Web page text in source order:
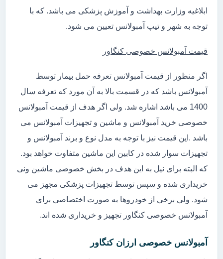
ابلاغیه وزارت بهداشت و آموزش پزشکی می باشد. که با
توجه به شهر و تیپ آمبولانس تعیین می شود.
قیمت آمبولانس خصوصی کنگاور
اگر منظور از قیمت آمبولانس تعرفه حمل بیمار توسط
آمبولانس باشد که در قسمت بالا به آن مورد که تعرفه سال
1400 می باشد اشاره شد. ولی اگر هدف از قیمت آمبولانس
خصوصی خرید آمبولانس و ماشین و تجهیزات آمبولانس می
باشد .این قیمت نیز با توجه به مدل نوع و برند آمبولانس و
تجهیزات سوار شده در کابین این ماشین متفاوت خواهد بود.
که البته برای نیل به این هدف در بخش خصوصی ماشین ونی
خریداری شده و سپس توسط تجهیزات پزشکی مجهز می
شود. ولی برخی از خودروها به صورت اختصاصی برای
آمبولانس خصوصی کنگاور تجهیز و خریداری شده اند.
آمبولانس خصوصی ارزان کنگاور